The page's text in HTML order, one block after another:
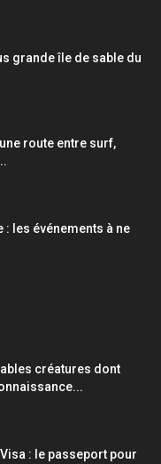
grande île de sable du
route entre surf,
les événements à ne
créatures dont
: le passeport pour